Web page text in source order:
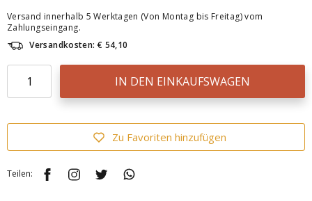
Versand innerhalb 5 Werktagen (Von Montag bis Freitag) vom
Zahlungseingang.
Versandkosten: € 54,10
IN DEN EINKAUFSWAGEN
Zu Favoriten hinzufügen
Teilen: